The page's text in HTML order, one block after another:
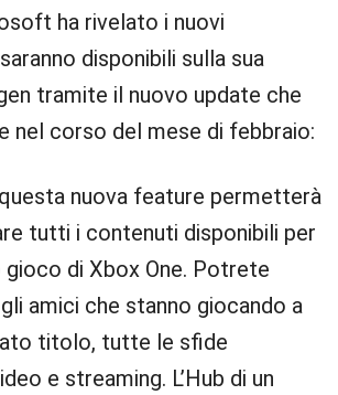
ha rivelato i nuovi
disponibili sulla sua
tramite il nuovo update che
nel corso del mese di febbraio:
nuova feature permetterà
tutti i contenuti disponibili per
gioco di Xbox One. Potrete
amici che stanno giocando a
titolo, tutte le sfide
e streaming. L’Hub di un